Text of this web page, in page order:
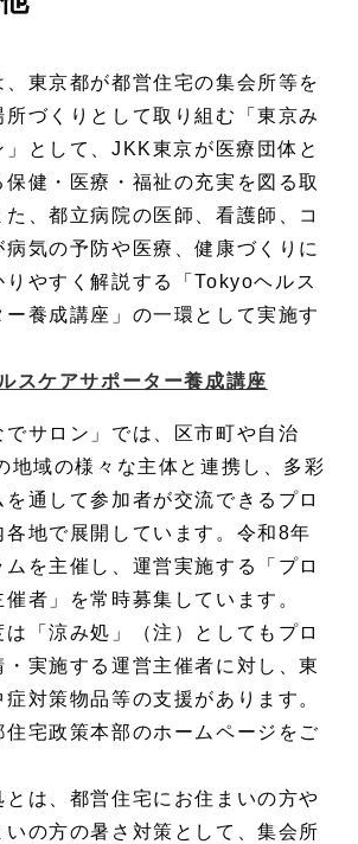
、東京都が都営住宅の集会所等を
所づくりとして取り組む「東京み
」として、JKK東京が医療団体と
健・医療・福祉の充実を図る取
、都立病院の医師、看護師、コ
病気の予防や医療、健康づくりに
りやすく解説する「Tokyoヘルス
ー養成講座」の一環として実施す
スケアサポーター養成講座
でサロン」では、区市町や自治
地域の様々な主体と連携し、多彩
を通して参加者が交流できるプロ
各地で展開しています。令和8年
ムを主催し、運営実施する「プロ
者」を常時募集しています。
は「涼み処」（注）としてもプロ
・実施する運営主催者に対し、東
対策物品等の支援があります。
住宅政策本部のホームページをご
とは、都営住宅にお住まいの方や
いの方の暑さ対策として、集会所